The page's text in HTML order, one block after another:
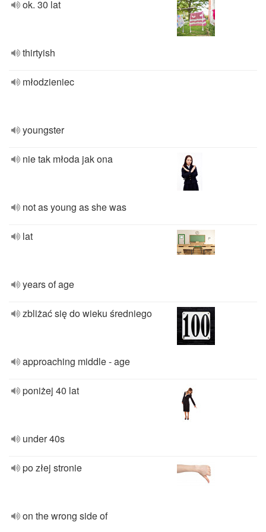
ok. 30 lat
thirtyish
młodzieniec
youngster
nie tak młoda jak ona
not as young as she was
lat
years of age
zbliżać się do wieku średniego
approaching middle - age
poniżej 40 lat
under 40s
po złej stronie
on the wrong side of